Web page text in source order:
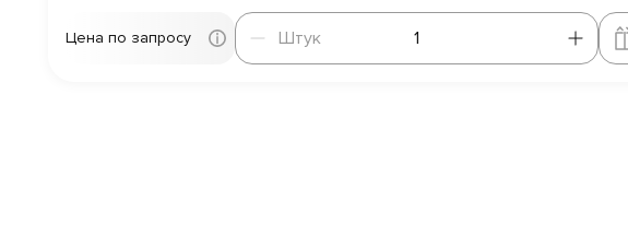
Цена по запросу
Штук
Штук